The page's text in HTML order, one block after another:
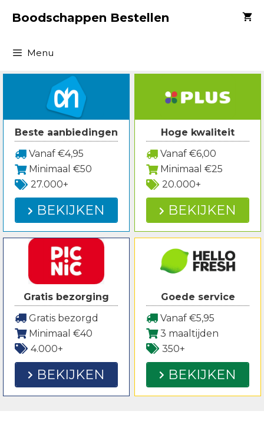
naarBoodschappen Bestellen
Menu
Beste aanbiedingen
Vanaf €4,95
Minimaal €50
27.000+
BEKIJKEN
Hoge kwaliteit
Vanaf €6,00
Minimaal €25
20.000+
BEKIJKEN
Gratis bezorging
Gratis bezorgd
Minimaal €40
4.000+
BEKIJKEN
Goede service
Vanaf €5,95
3 maaltijden
350+
BEKIJKEN